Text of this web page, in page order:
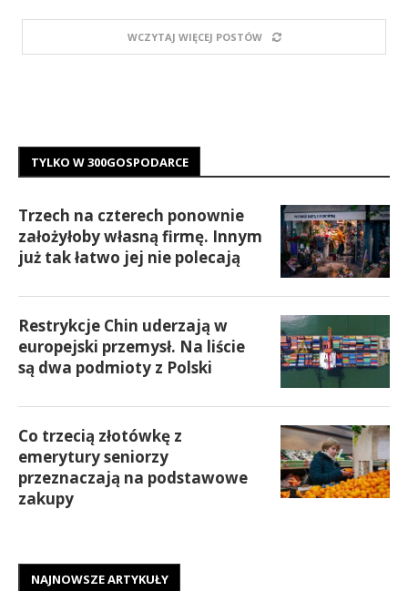
WCZYTAJ WIĘCEJ POSTÓW
TYLKO W 300GOSPODARCE
Trzech na czterech ponownie
założyłoby własną firmę. Innym
już tak łatwo jej nie polecają
Restrykcje Chin uderzają w
europejski przemysł. Na liście
są dwa podmioty z Polski
Co trzecią złotówkę z
emerytury seniorzy
przeznaczają na podstawowe
zakupy
NAJNOWSZE ARTYKUŁY